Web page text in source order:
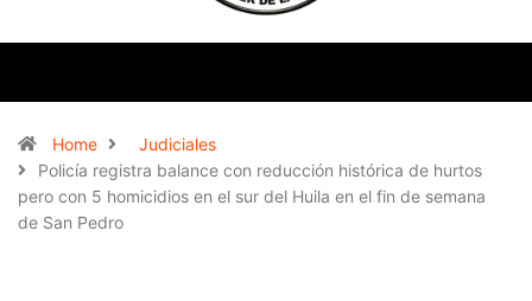
Home
Judiciales
Policía registra balance con reducción histórica de hurtos
pero con 5 homicidios en el sur del Huila en el fin de semana
de San Pedro